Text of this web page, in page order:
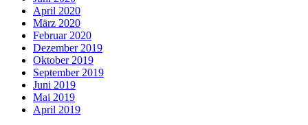
April 2020
März 2020
Februar 2020
Dezember 2019
Oktober 2019
September 2019
Juni 2019
Mai 2019
April 2019